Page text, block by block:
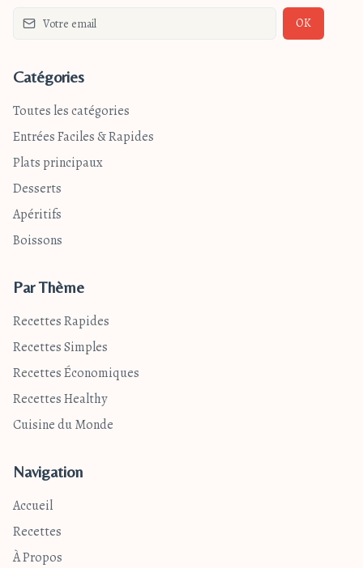
OK
Catégories
Toutes les catégories
Entrées Faciles & Rapides
Plats principaux
Desserts
Apéritifs
Boissons
Par Thème
Recettes Rapides
Recettes Simples
Recettes Économiques
Recettes Healthy
Cuisine du Monde
Navigation
Accueil
Recettes
À Propos